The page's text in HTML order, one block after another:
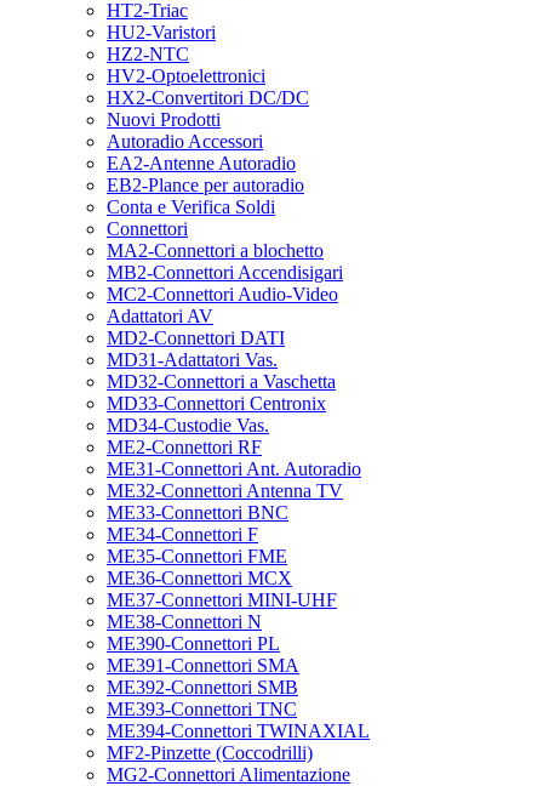
HT2-Triac
HU2-Varistori
HZ2-NTC
HV2-Optoelettronici
HX2-Convertitori DC/DC
Nuovi Prodotti
Autoradio Accessori
EA2-Antenne Autoradio
EB2-Plance per autoradio
Conta e Verifica Soldi
Connettori
MA2-Connettori a blochetto
MB2-Connettori Accendisigari
MC2-Connettori Audio-Video
Adattatori AV
MD2-Connettori DATI
MD31-Adattatori Vas.
MD32-Connettori a Vaschetta
MD33-Connettori Centronix
MD34-Custodie Vas.
ME2-Connettori RF
ME31-Connettori Ant. Autoradio
ME32-Connettori Antenna TV
ME33-Connettori BNC
ME34-Connettori F
ME35-Connettori FME
ME36-Connettori MCX
ME37-Connettori MINI-UHF
ME38-Connettori N
ME390-Connettori PL
ME391-Connettori SMA
ME392-Connettori SMB
ME393-Connettori TNC
ME394-Connettori TWINAXIAL
MF2-Pinzette (Coccodrilli)
MG2-Connettori Alimentazione